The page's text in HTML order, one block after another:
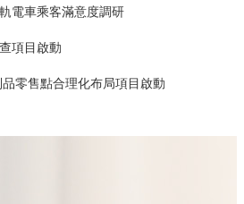
電車乘客滿意度調研
項目啟動
零售點合理化布局項目啟動